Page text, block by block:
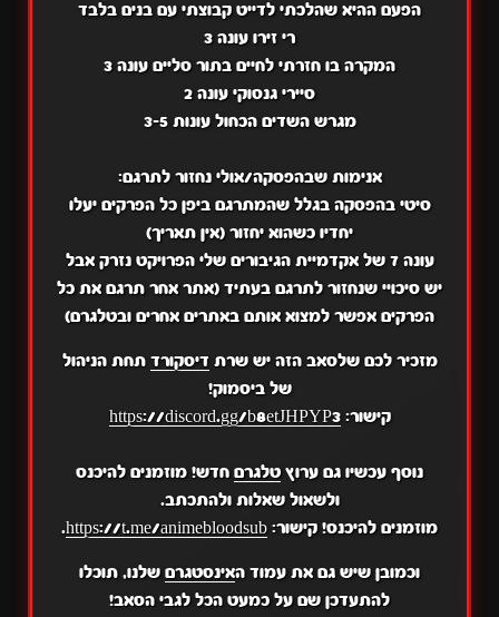
הפעם ההיא שהלכתי לדייט קבוצתי עם בנים בלבד
רי זירו עונה 3
המקרה בו חזרתי לחיים בתור סליים עונה 3
סיירי גנסוקי עונה 2
מגרש השדים הכחול עונות 3-5
אנימות שבהפסקה/אולי נחזור לתרגם:
סיטי בהפסקה בגלל שהמתרגם ביפן כל הפרקים יעלו
יחדיו כשהוא יחזור (אין תאריך)
עונה 7 של אקדמיית הגיבורים שלי הפרויקט נזרק אבל
יש סיכויי שנחזור לתרגם בעתיד (אתר אחר תרגם את כל
הפרקים אפשר למצוא אותם באתרים אחרים ובטלגרם)
מזכיר לכם שלסאב הזה יש שרת דיסקורד תחת הניהול
של ביסמוק!
קישור:https://discord.gg/b8etJHPYP3
נוסף עכשיו גם ערוץטלגרםחדש! מוזמנים להיכנס
ולשאול שאלות ולהתכתב.
מוזמנים להיכנס! קישור: https://t.me/animebloodsub
.
וכמובן שיש גם את עמוד האינסטגרם שלנו, תוכלו
להתעדכן שם על כמעט הכל לגבי הסאב!